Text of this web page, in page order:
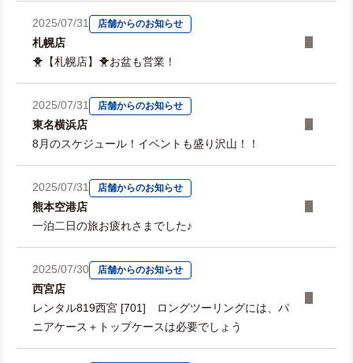
2025/07/31 店舗からのお知らせ
札幌店
🐥【札幌店】🐥お盆も営業！
2025/07/31 店舗からのお知らせ
東名横浜店
8月のスケジュール！イベントも盛り沢山！！
2025/07/31 店舗からのお知らせ
熊本空港店
一泊二日の旅お疲れさまでした♪
2025/07/30 店舗からのお知らせ
西宮店
レンタル819西宮 [701] ロングツーリングには、パ
ニアケース＋トップケースは必要でしょう